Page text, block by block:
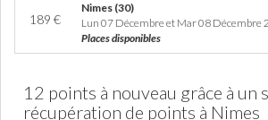
189 €
Nimes (30)
Lun 07 Décembre et Mar 08 Décembre
Places disponibles
12 points à nouveau grâce à un
récupération de points à Nimes